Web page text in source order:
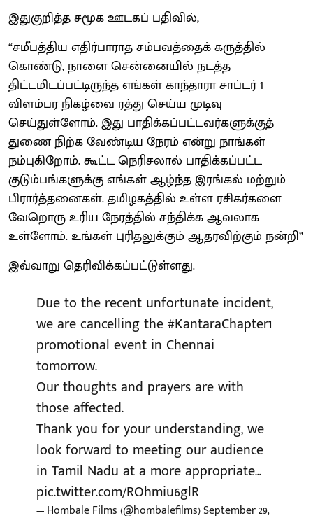
இதுகுறித்த சமூக ஊடகப் பதிவில்,
“சமீபத்திய எதிர்பாராத சம்பவத்தைக் கருத்தில்
கொண்டு, நாளை சென்னையில் நடத்த
திட்டமிடப்பட்டிருந்த எங்கள் காந்தாரா சாப்டர் 1
விளம்பர நிகழ்வை ரத்து செய்ய முடிவு
செய்துள்ளோம். இது பாதிக்கப்பட்டவர்களுக்குத்
துணை நிற்க வேண்டிய நேரம் என்று நாங்கள்
நம்புகிறோம். கூட்ட நெரிசலால் பாதிக்கப்பட்ட
குடும்பங்களுக்கு எங்கள் ஆழ்ந்த இரங்கல் மற்றும்
பிரார்த்தனைகள். தமிழகத்தில் உள்ள ரசிகர்களை
வேறொரு உரிய நேரத்தில் சந்திக்க ஆவலாக
உள்ளோம். உங்கள் புரிதலுக்கும் ஆதரவிற்கும் நன்றி”
இவ்வாறு தெரிவிக்கப்பட்டுள்ளது.
Due to the recent unfortunate incident,
we are cancelling the#KantaraChapter1
promotional event in Chennai
tomorrow.
Our thoughts and prayers are with
those affected.
Thank you for your understanding, we
look forward to meeting our audience
in Tamil Nadu at a more appropriate…
pic.twitter.com/ROhmiu6glR
— Hombale Films (@hombalefilms)September 29,